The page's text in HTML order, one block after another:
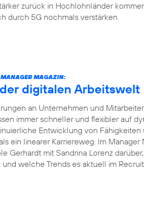
zurück in Hochlohnländer
durch 5G nochmals verstärken.
MANAGER MAGAZIN:
digitalen Arbeitswelt
an Unternehmen und
immer schneller und flexibler auf
Entwicklung von Fähigkeiten
ein linearer Karriereweg. Im Manager
Gerhardt mit Sandrina Lorenz
welche Trends es aktuell im